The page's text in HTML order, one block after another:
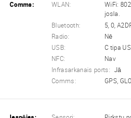
Comms: WLAN:
WiFi:
josla.
Bluetooth:
5, 0,
Radio:
Nē
USB:
C tipa
NFC:
Nav
Infrasarkanais ports:
Jā
Comms:
GPS,